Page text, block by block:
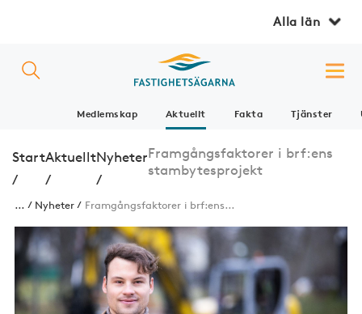
Alla län
Medlemskap Aktuellt Fakta Tjänster
Start
/
Aktuellt
/
Nyheter
/
Framgångsfaktorer i brf:ens
stambytesprojekt
... Nyheter Framgångsfaktorer i brf:ens...